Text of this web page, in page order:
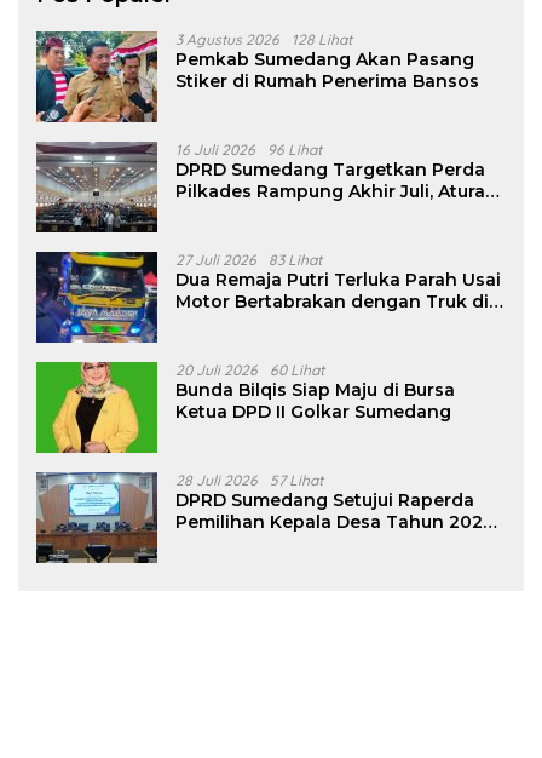
3 Agustus 2026 128 Lihat
Pemkab Sumedang Akan Pasang
Stiker di Rumah Penerima Bansos
16 Juli 2026 96 Lihat
DPRD Sumedang Targetkan Perda
Pilkades Rampung Akhir Juli, Aturan
27 Juli 2026 83 Lihat
Dua Remaja Putri Terluka Parah Usai
Motor Bertabrakan dengan Truk di
20 Juli 2026 60 Lihat
Bunda Bilqis Siap Maju di Bursa
Ketua DPD II Golkar Sumedang
28 Juli 2026 57 Lihat
DPRD Sumedang Setujui Raperda
Pemilihan Kepala Desa Tahun 2026